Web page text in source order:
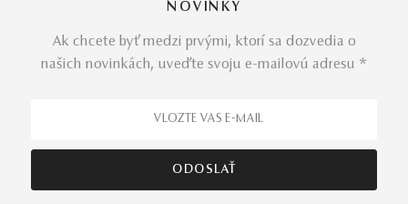
NOVINKY
Ak chcete byť medzi prvými, ktorí sa dozvedia o
našich novinkách, uveďte svoju e-mailovú adresu *